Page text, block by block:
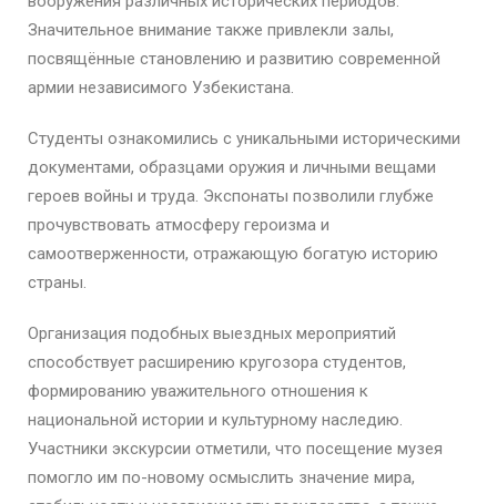
Значительное внимание также привлекли залы,
посвящённые становлению и развитию современной
армии независимого Узбекистана.
Студенты ознакомились с уникальными историческими
документами, образцами оружия и личными вещами
героев войны и труда. Экспонаты позволили глубже
прочувствовать атмосферу героизма и
самоотверженности, отражающую богатую историю
страны.
Организация подобных выездных мероприятий
способствует расширению кругозора студентов,
формированию уважительного отношения к
национальной истории и культурному наследию.
Участники экскурсии отметили, что посещение музея
помогло им по-новому осмыслить значение мира,